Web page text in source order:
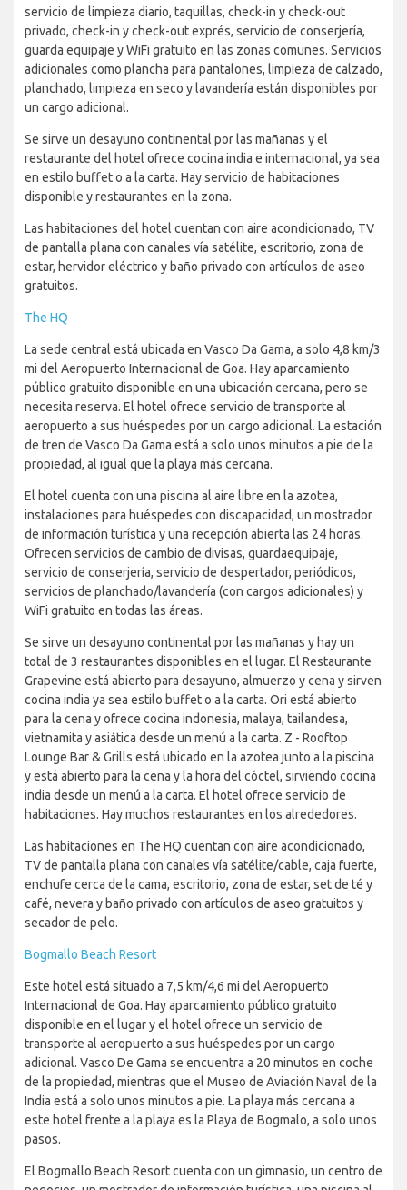
servicio de limpieza diario, taquillas, check-in y check-out
privado, check-in y check-out exprés, servicio de conserjería,
guarda equipaje y WiFi gratuito en las zonas comunes. Servicios
adicionales como plancha para pantalones, limpieza de calzado,
planchado, limpieza en seco y lavandería están disponibles por
un cargo adicional.
Se sirve un desayuno continental por las mañanas y el
restaurante del hotel ofrece cocina india e internacional, ya sea
en estilo buffet o a la carta. Hay servicio de habitaciones
disponible y restaurantes en la zona.
Las habitaciones del hotel cuentan con aire acondicionado, TV
de pantalla plana con canales vía satélite, escritorio, zona de
estar, hervidor eléctrico y baño privado con artículos de aseo
gratuitos.
The HQ
La sede central está ubicada en Vasco Da Gama, a solo 4,8 km/3
mi del Aeropuerto Internacional de Goa. Hay aparcamiento
público gratuito disponible en una ubicación cercana, pero se
necesita reserva. El hotel ofrece servicio de transporte al
aeropuerto a sus huéspedes por un cargo adicional. La estación
de tren de Vasco Da Gama está a solo unos minutos a pie de la
propiedad, al igual que la playa más cercana.
El hotel cuenta con una piscina al aire libre en la azotea,
instalaciones para huéspedes con discapacidad, un mostrador
de información turística y una recepción abierta las 24 horas.
Ofrecen servicios de cambio de divisas, guardaequipaje,
servicio de conserjería, servicio de despertador, periódicos,
servicios de planchado/lavandería (con cargos adicionales) y
WiFi gratuito en todas las áreas.
Se sirve un desayuno continental por las mañanas y hay un
total de 3 restaurantes disponibles en el lugar. El Restaurante
Grapevine está abierto para desayuno, almuerzo y cena y sirven
cocina india ya sea estilo buffet o a la carta. Ori está abierto
para la cena y ofrece cocina indonesia, malaya, tailandesa,
vietnamita y asiática desde un menú a la carta. Z - Rooftop
Lounge Bar & Grills está ubicado en la azotea junto a la piscina
y está abierto para la cena y la hora del cóctel, sirviendo cocina
india desde un menú a la carta. El hotel ofrece servicio de
habitaciones. Hay muchos restaurantes en los alrededores.
Las habitaciones en The HQ cuentan con aire acondicionado,
TV de pantalla plana con canales vía satélite/cable, caja fuerte,
enchufe cerca de la cama, escritorio, zona de estar, set de té y
café, nevera y baño privado con artículos de aseo gratuitos y
secador de pelo.
Bogmallo Beach Resort
Este hotel está situado a 7,5 km/4,6 mi del Aeropuerto
Internacional de Goa. Hay aparcamiento público gratuito
disponible en el lugar y el hotel ofrece un servicio de
transporte al aeropuerto a sus huéspedes por un cargo
adicional. Vasco De Gama se encuentra a 20 minutos en coche
de la propiedad, mientras que el Museo de Aviación Naval de la
India está a solo unos minutos a pie. La playa más cercana a
este hotel frente a la playa es la Playa de Bogmalo, a solo unos
pasos.
El Bogmallo Beach Resort cuenta con un gimnasio, un centro de